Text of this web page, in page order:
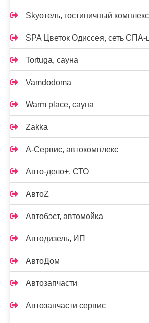
Skyотель, гостиничный комплекс
SPA Цветок Одиссея, сеть СПА-
Tortuga, сауна
Vamdodoma
Warm place, сауна
Zakka
А-Сервис, автокомплекс
Авто-дело+, СТО
АвтоZ
Автобэст, автомойка
Автодизель, ИП
АвтоДом
Автозапчасти
Автозапчасти сервис